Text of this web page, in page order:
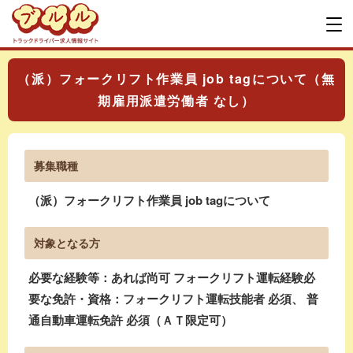
（派）フォークリフト作業員 job tagについて（無
期雇用派遣労働者 なし）
募集職種
（派）フォークリフト作業員 job tagについて
対象となる方
必要な経験等：あれば尚可 フォークリフト運転経験必
要な免許・資格：フォークリフト運転技能者 必須、 普
通自動車運転免許 必須（ＡＴ限定可）